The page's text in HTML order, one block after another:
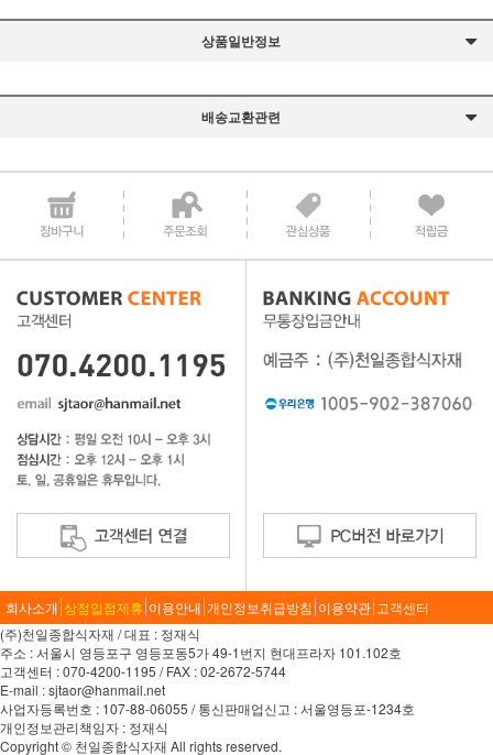
상품일반정보
배송교환관련
회사소개 상점입점제휴 이용안내 개인정보취급방침 이용약관 고객센터
(주)천일종합식자재 / 대표 : 정재식
주소 : 서울시 영등포구 영등포동5가 49-1번지 현대프라자 101.102호
고객센터 : 070-4200-1195 / FAX : 02-2672-5744
E-mail : sjtaor@hanmail.net
사업자등록번호 : 107-88-06055 / 통신판매업신고 : 서울영등포-1234호
개인정보관리책임자 : 정재식
Copyright © 천일종합식자재 All rights reserved.